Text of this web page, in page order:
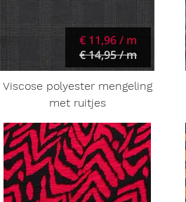
€ 11,96 / m
€ 14,95 / m
Viscose polyester mengeling
met ruitjes